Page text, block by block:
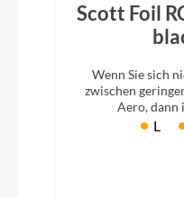
Scott Foil
Wenn Sie sich
zwischen
Aero, dann
L